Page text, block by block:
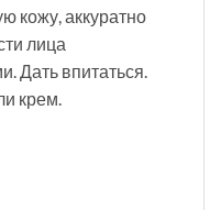
кожу, аккуратно
лица
Дать впитаться.
крем.